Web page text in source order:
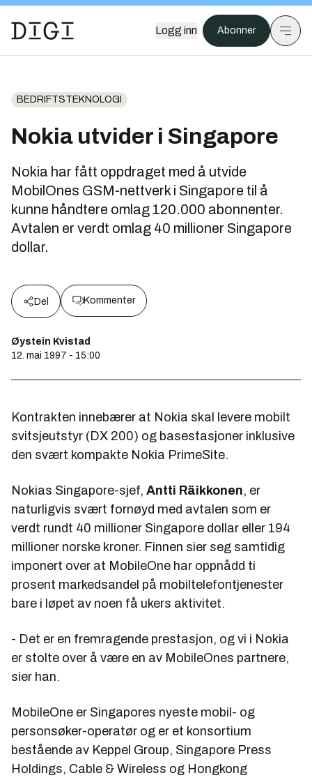
Logg inn Abonner
BEDRIFTSTEKNOLOGI
Nokia utvider i Singapore
Nokia har fått oppdraget med å utvide
MobilOnes GSM-nettverk i Singapore til å
kunne håndtere omlag 120.000 abonnenter.
Avtalen er verdt omlag 40 millioner Singapore
dollar.
Del Kommenter
Øystein Kvistad
12. mai 1997 - 15:00
Kontrakten innebærer at Nokia skal levere mobilt
svitsjeutstyr (DX 200) og basestasjoner inklusive
den svært kompakte Nokia PrimeSite.
Nokias Singapore-sjef, Antti Räikkonen, er
naturligvis svært fornøyd med avtalen som er
verdt rundt 40 millioner Singapore dollar eller 194
millioner norske kroner. Finnen sier seg samtidig
imponert over at MobileOne har oppnådd ti
prosent markedsandel på mobiltelefontjenester
bare i løpet av noen få ukers aktivitet.
- Det er en fremragende prestasjon, og vi i Nokia
er stolte over å være en av MobileOnes partnere,
sier han.
MobileOne er Singapores nyeste mobil- og
personsøker-operatør og er et konsortium
bestående av Keppel Group, Singapore Press
Holdings, Cable & Wireless og Hongkong